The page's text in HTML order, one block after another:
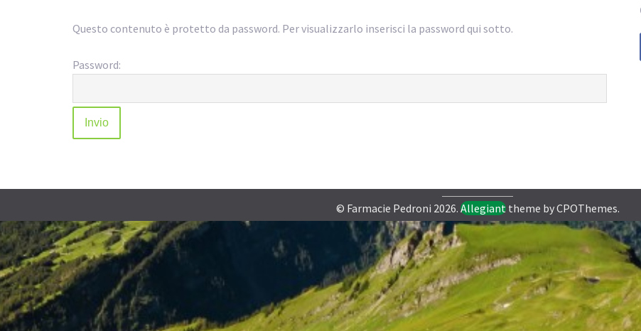
Questo contenuto è protetto da password. Per visualizzarlo inserisci la password qui sotto.
Password:
© Farmacie Pedroni 2026. Allegianttheme by CPOThemes.